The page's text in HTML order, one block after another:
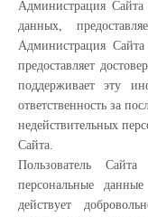
Администрация Сайта
данных,
Администрация
предоставляет
поддерживает эту
ответственность за
недействительных
Сайта.
Пользователь
персональные
действует